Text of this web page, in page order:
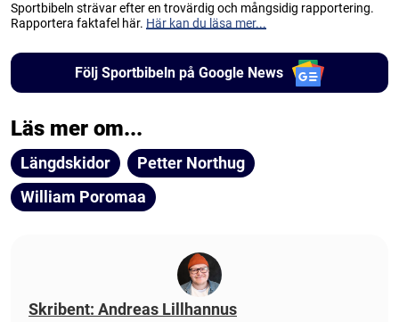
Sportbibeln strävar efter en trovärdig och mångsidig rapportering.
Rapportera faktafel här. Här kan du läsa mer...
Följ Sportbibeln på Google News
Läs mer om...
Längdskidor
Petter Northug
William Poromaa
Skribent: Andreas Lillhannus